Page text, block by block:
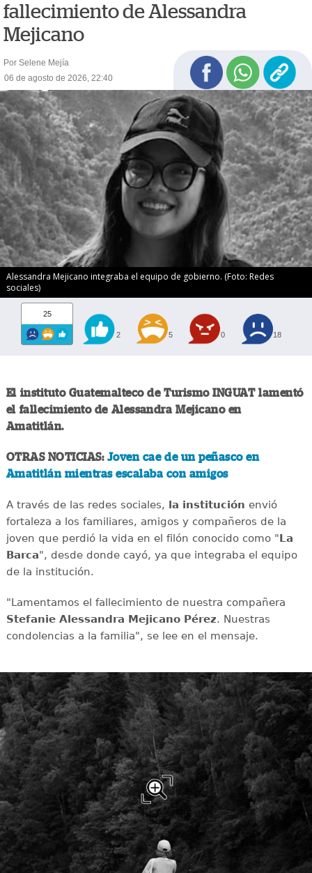
fallecimiento de Alessandra
Mejicano
Por Selene Mejía
06 de agosto de 2026, 22:40
Alessandra Mejicano integraba el equipo de gobierno. (Foto: Redes
sociales)
25
2 5 0 18
El instituto Guatemalteco de Turismo INGUAT lamentó
el fallecimiento de Alessandra Mejicano en
Amatitlán.
OTRAS NOTICIAS: Joven cae de un peñasco en
Amatitlán mientras escalaba con amigos
A través de las redes sociales, la institución envió
fortaleza a los familiares, amigos y compañeros de la
joven que perdió la vida en el filón conocido como "La
Barca", desde donde cayó, ya que integraba el equipo
de la institución.
"Lamentamos el fallecimiento de nuestra compañera
Stefanie Alessandra Mejicano Pérez. Nuestras
condolencias a la familia", se lee en el mensaje.